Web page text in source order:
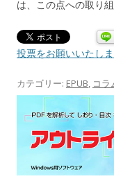
は、この点への取り
投票をお願いいたし
カテゴリー: EPUB, コラ